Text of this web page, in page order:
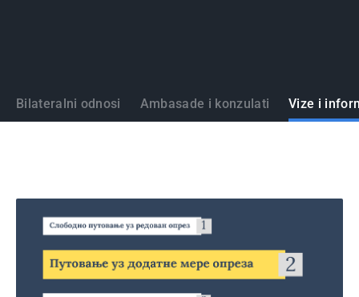
Države
Bilateralni odnosi Ambasade i konzulati Vize i